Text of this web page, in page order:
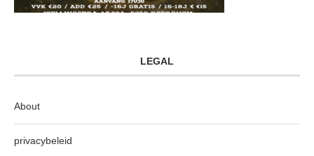
LEGAL
About
privacybeleid